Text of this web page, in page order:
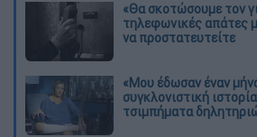
«Θα σκοτώσουμε τον
τηλεφωνικές απάτες
να προστατευτείτε
«Μου έδωσαν έναν
συγκλονιστική
τσιμπήματα